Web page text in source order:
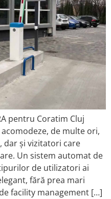
pentru Coratim Cluj
de multe ori,
dar și vizitatori care
Un sistem automat de
de utilizatori ai
fără prea mari
facility management […]